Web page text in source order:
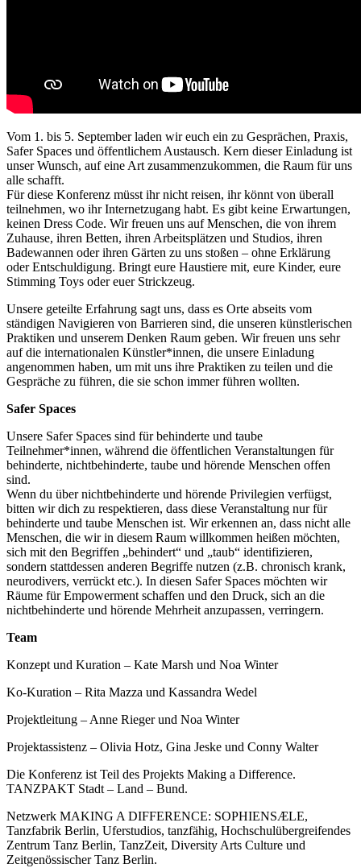
Vom 1. bis 5. September laden wir euch ein zu Gesprächen, Praxis,
Safer Spaces und öffentlichem Austausch. Kern dieser Einladung ist
unser Wunsch, auf eine Art zusammenzukommen, die Raum für uns
alle schafft.
Für diese Konferenz müsst ihr nicht reisen, ihr könnt von überall
teilnehmen, wo ihr Internetzugang habt. Es gibt keine Erwartungen,
keinen Dress Code. Wir freuen uns auf Menschen, die von ihrem
Zuhause, ihren Betten, ihren Arbeitsplätzen und Studios, ihren
Badewannen oder ihren Gärten zu uns stoßen – ohne Erklärung
oder Entschuldigung. Bringt eure Haustiere mit, eure Kinder, eure
Stimming Toys oder euer Strickzeug.
Unsere geteilte Erfahrung sagt uns, dass es Orte abseits vom
ständigen Navigieren von Barrieren sind, die unseren künstlerischen
Praktiken und unserem Denken Raum geben. Wir freuen uns sehr
auf die internationalen Künstler*innen, die unsere Einladung
angenommen haben, um mit uns ihre Praktiken zu teilen und die
Gespräche zu führen, die sie schon immer führen wollten.
Safer Spaces
Unsere Safer Spaces sind für behinderte und taube
Teilnehmer*innen, während die öffentlichen Veranstaltungen für
behinderte, nichtbehinderte, taube und hörende Menschen offen
sind.
Wenn du über nichtbehinderte und hörende Privilegien verfügst,
bitten wir dich zu respektieren, dass diese Veranstaltung nur für
behinderte und taube Menschen ist. Wir erkennen an, dass nicht alle
Menschen, die wir in diesem Raum willkommen heißen möchten,
sich mit den Begriffen „behindert“ und „taub“ identifizieren,
sondern stattdessen anderen Begriffe nutzen (z.B. chronisch krank,
neurodivers, verrückt etc.). In diesen Safer Spaces möchten wir
Räume für Empowerment schaffen und den Druck, sich an die
nichtbehinderte und hörende Mehrheit anzupassen, verringern.
Team
Konzept und Kuration – Kate Marsh und Noa Winter
Ko-Kuration – Rita Mazza und Kassandra Wedel
Projektleitung – Anne Rieger und Noa Winter
Projektassistenz – Olivia Hotz, Gina Jeske und Conny Walter
Die Konferenz ist Teil des Projekts Making a Difference.
TANZPAKT Stadt – Land – Bund.
Netzwerk MAKING A DIFFERENCE: SOPHIENSÆLE,
Tanzfabrik Berlin, Uferstudios, tanzfähig, Hochschulübergreifendes
Zentrum Tanz Berlin, TanzZeit, Diversity Arts Culture und
Zeitgenössischer Tanz Berlin.